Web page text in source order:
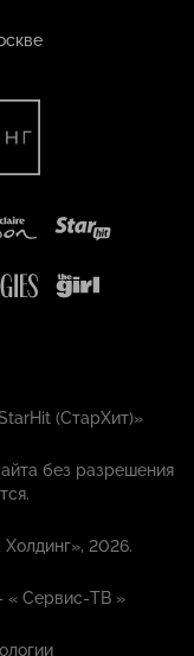
(СтарХит)»
без разрешения
2026.
«Сервис-ТВ »